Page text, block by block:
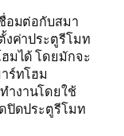
อมต่อกับสมา
งค่าประตูรีโมท
มได้ โดยมักจะ
ร์ทโฮม
ำงานโดยใช้
ปิดประตูรีโมท